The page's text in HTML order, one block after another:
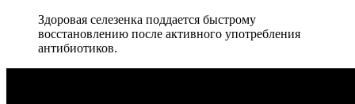
Здоровая селезенка поддается быстрому
восстановлению после активного употребления
антибиотиков.